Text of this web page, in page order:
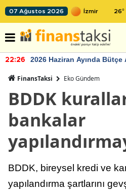
07 Ağustos 2026 26°
22:26 2026 Haziran Ayında Bütçe
FinansTaksi Eko Gündem
BDDK
bankalar
BDDK, bireysel kredi ve
yapılandırma şartlarını